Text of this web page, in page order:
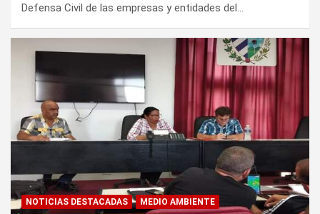
Defensa Civil de las empresas y entidades del…
NOTICIAS DESTACADAS MEDIO AMBIENTE